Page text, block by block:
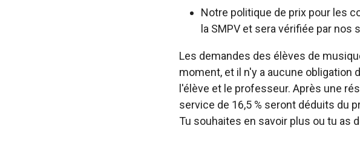
Notre politique de prix pour les
la SMPV et sera vérifiée par nos
Les demandes des élèves de
moment, et il n'y a aucune obligation
l'élève et le professeur. Après une
service de 16,5 % seront déduits du
Tu souhaites en savoir plus ou tu as